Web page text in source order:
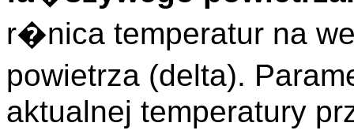
r�nica temperatur na
powietrza (delta).
aktualnej temperatury